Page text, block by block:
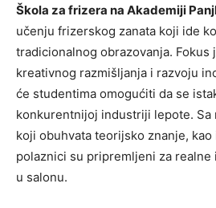
Škola za frizera na Akademiji
učenju frizerskog zanata koji ide
tradicionalnog obrazovanja. Fokus
kreativnog razmišljanja i razvoju
će studentima omogućiti da se
konkurentnijoj industriji lepote. Sa
koji obuhvata teorijsko znanje,
polaznici su pripremljeni za realne
u salonu.